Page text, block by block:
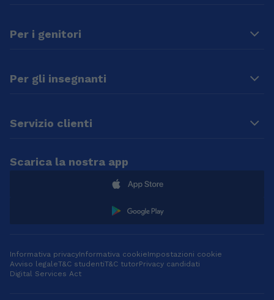
Per i genitori
Per gli insegnanti
Servizio clienti
Scarica la nostra app
Informativa privacyInformativa cookieImpostazioni cookie
Avviso legaleT&C studentiT&C tutorPrivacy candidati
Digital Services Act